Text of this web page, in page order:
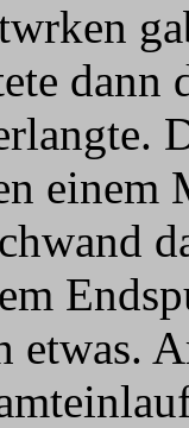
dann
einem
etwas.